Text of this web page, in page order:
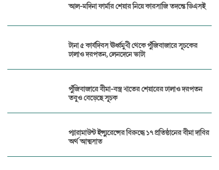
আল-মদিনা ফার্মার শেয়ার নিয়ে কারসাজি তদন্তে ডিএসই
টানা ৫ কার্যদিবস ঊর্ধ্বমুখী থেকে পুঁজিবাজারে সূচকের
ঢালাও দরপতন, লেনদেনে ভাটা
পুঁজিবাজারে বীমা-বস্ত্র খাতের শেয়ারের ঢালাও দরপতন
তবুও বেড়েছে সূচক
প্যারামাউন্ট ইন্স্যুরেন্সের বিরুদ্ধে ১৭ প্রতিষ্ঠানের বীমা দাবির
অর্থ আত্মসাত